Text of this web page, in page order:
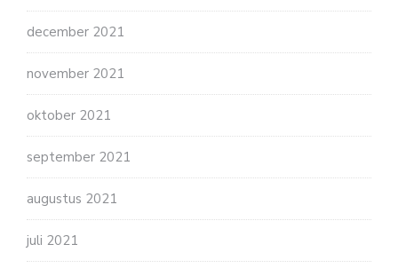
december 2021
november 2021
oktober 2021
september 2021
augustus 2021
juli 2021